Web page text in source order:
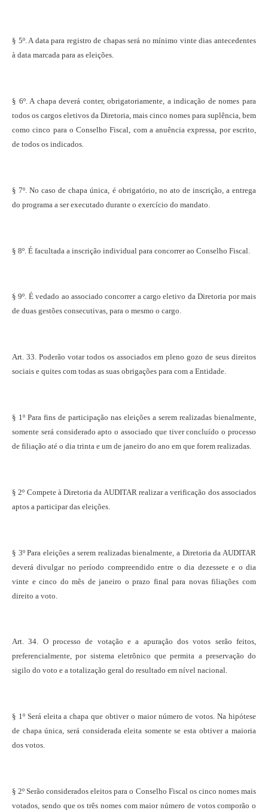
§ 5º. A data para registro de chapas será no mínimo vinte dias antecedentes
à data marcada para as eleições.
§ 6º. A chapa deverá conter, obrigatoriamente, a indicação de nomes para
todos os cargos eletivos da Diretoria, mais cinco nomes para suplência, bem
como cinco para o Conselho Fiscal, com a anuência expressa, por escrito,
de todos os indicados.
§ 7º. No caso de chapa única, é obrigatório, no ato de inscrição, a entrega
do programa a ser executado durante o exercício do mandato.
§ 8º. É facultada a inscrição individual para concorrer ao Conselho Fiscal.
§ 9º. É vedado ao associado concorrer a cargo eletivo da Diretoria por mais
de duas gestões consecutivas, para o mesmo o cargo.
Art. 33. Poderão votar todos os associados em pleno gozo de seus direitos
sociais e quites com todas as suas obrigações para com a Entidade.
§ 1º Para fins de participação nas eleições a serem realizadas bienalmente,
somente será considerado apto o associado que tiver concluído o processo
de filiação até o dia trinta e um de janeiro do ano em que forem realizadas.
§ 2º Compete à Diretoria da AUDITAR realizar a verificação dos associados
aptos a participar das eleições.
§ 3º Para eleições a serem realizadas bienalmente, a Diretoria da AUDITAR
deverá divulgar no período compreendido entre o dia dezessete e o dia
vinte e cinco do mês de janeiro o prazo final para novas filiações com
direito a voto.
Art. 34. O processo de votação e a apuração dos votos serão feitos,
preferencialmente, por sistema eletrônico que permita a preservação do
sigilo do voto e a totalização geral do resultado em nível nacional.
§ 1º Será eleita a chapa que obtiver o maior número de votos. Na hipótese
de chapa única, será considerada eleita somente se esta obtiver a maioria
dos votos.
§ 2º Serão considerados eleitos para o Conselho Fiscal os cinco nomes mais
votados, sendo que os três nomes com maior número de votos comporão o